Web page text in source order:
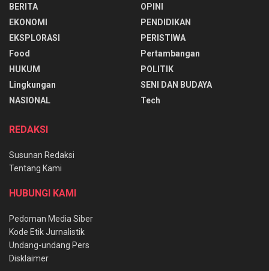
BERITA
EKONOMI
EKSPLORASI
Food
HUKUM
Lingkungan
NASIONAL
OPINI
PENDIDIKAN
PERISTIWA
Pertambangan
POLITIK
SENI DAN BUDAYA
Tech
REDAKSI
Susunan Redaksi
Tentang Kami
HUBUNGI KAMI
Pedoman Media Siber
Kode Etik Jurnalistik
Undang-undang Pers
Disklaimer